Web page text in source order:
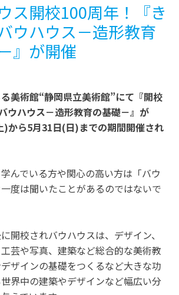
ス開校100周年！『き
ウハウス－造形教育
』が開催
美術館“静岡県立美術館”にて『開校
ハウス－造形教育の基礎－』が
)から5月31日(日)までの期間開催され
んでいる方や関心の高い方は「バウ
度は聞いたことがあるのではないで
開校されバウハウスは、デザイン、
芸や写真、建築など総合的な美術教
ザインの基礎をつくるなど大きな功
界中の建築やデザインなど幅広い分